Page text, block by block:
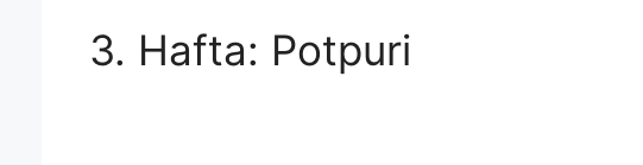
3. Hafta: Potpuri